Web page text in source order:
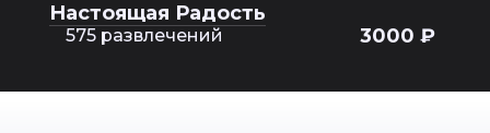
Настоящая Радость
575 развлечений 3000 ₽